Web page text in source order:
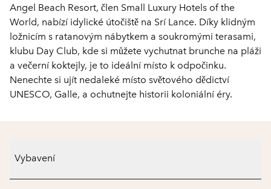
Angel Beach Resort, člen Small Luxury Hotels of the
World, nabízí idylické útočiště na Srí Lance. Díky klidným
ložnicím s ratanovým nábytkem a soukromými terasami,
klubu Day Club, kde si můžete vychutnat brunche na pláži
a večerní koktejly, je to ideální místo k odpočinku.
Nenechte si ujít nedaleké místo světového dědictví
UNESCO, Galle, a ochutnejte historii koloniální éry.
Vybavení